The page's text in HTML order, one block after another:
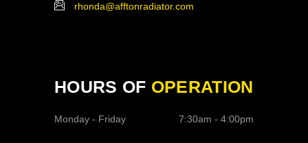
rhonda@afftonradiator.com
HOURS OF OPERATION
Monday - Friday 7:30am - 4:00pm